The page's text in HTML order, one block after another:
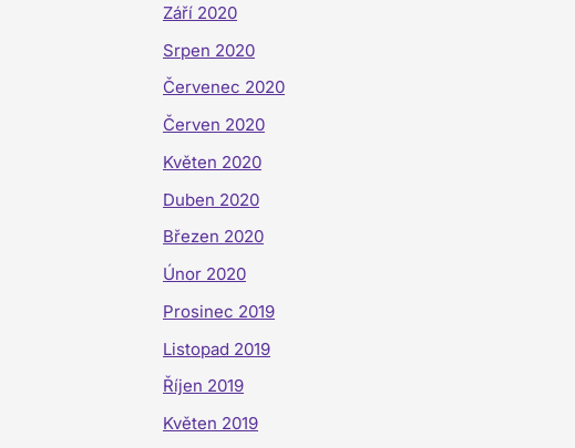
Září 2020
Srpen 2020
Červenec 2020
Červen 2020
Květen 2020
Duben 2020
Březen 2020
Únor 2020
Prosinec 2019
Listopad 2019
Říjen 2019
Květen 2019